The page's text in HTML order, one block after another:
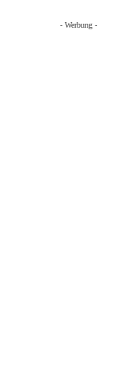
- Werbung -